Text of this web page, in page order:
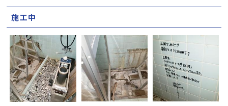
施工中